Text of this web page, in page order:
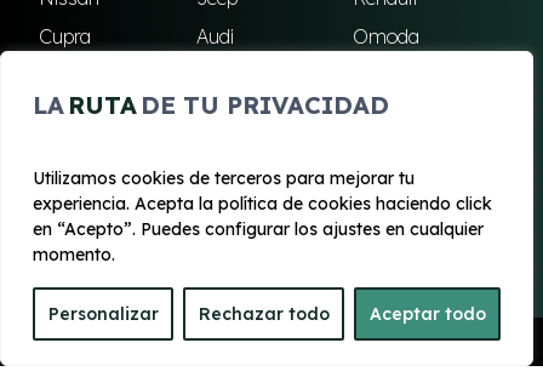
LA RUTA DE TU PRIVACIDAD
Utilizamos cookies de terceros para mejorar tu
experiencia. Acepta la política de cookies haciendo click
en “Acepto”. Puedes configurar los ajustes en cualquier
momento.
Personalizar Rechazar todo Aceptar todo
Cupra
Audi
Omoda
Skoda
Ford Todas las marcas
© 2020 - 2026 Renting Mallorca
Aviso legal y Privacidad
Pedir Presupuesto